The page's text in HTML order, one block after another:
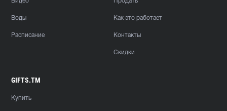
Воды
Расписание
Как это работает
Контакты
Скидки
GIFTS.TM
Купить